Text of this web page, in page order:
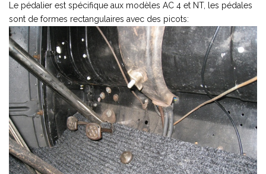
Le pédalier est spécifique aux modèles AC 4 et NT, les pédales
sont de formes rectangulaires avec des picots: